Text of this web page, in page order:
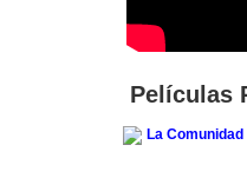
Películas